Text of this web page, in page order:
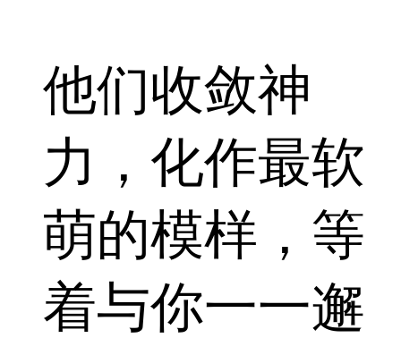
他们收敛神
力，化作最软
萌的模样，等
着与你一一邂